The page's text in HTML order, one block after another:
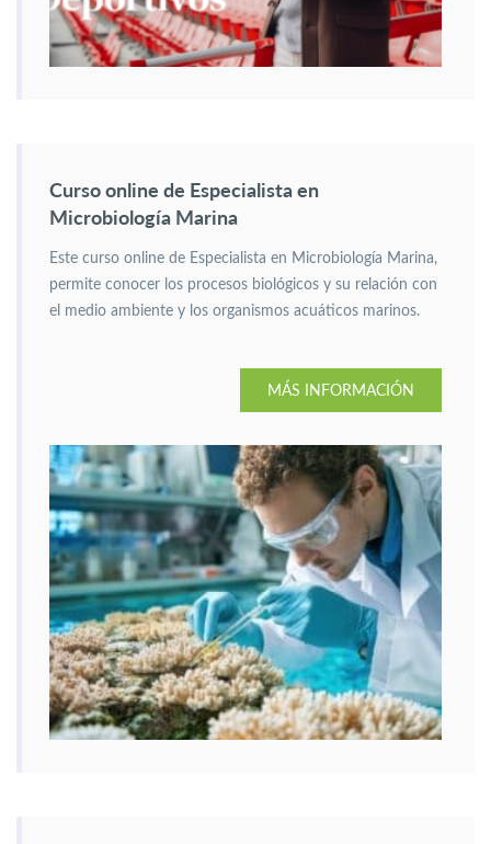
Curso online de Especialista en
Microbiología Marina
Este curso online de Especialista en Microbiología Marina,
permite conocer los procesos biológicos y su relación con
el medio ambiente y los organismos acuáticos marinos.
MÁS INFORMACIÓN